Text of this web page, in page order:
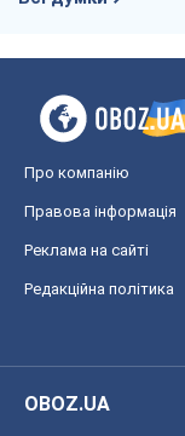
Про компанію
Правова інформація
Реклама на сайті
Редакційна політика
OBOZ.UA